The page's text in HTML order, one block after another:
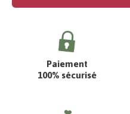
Paiement
100% sécurisé